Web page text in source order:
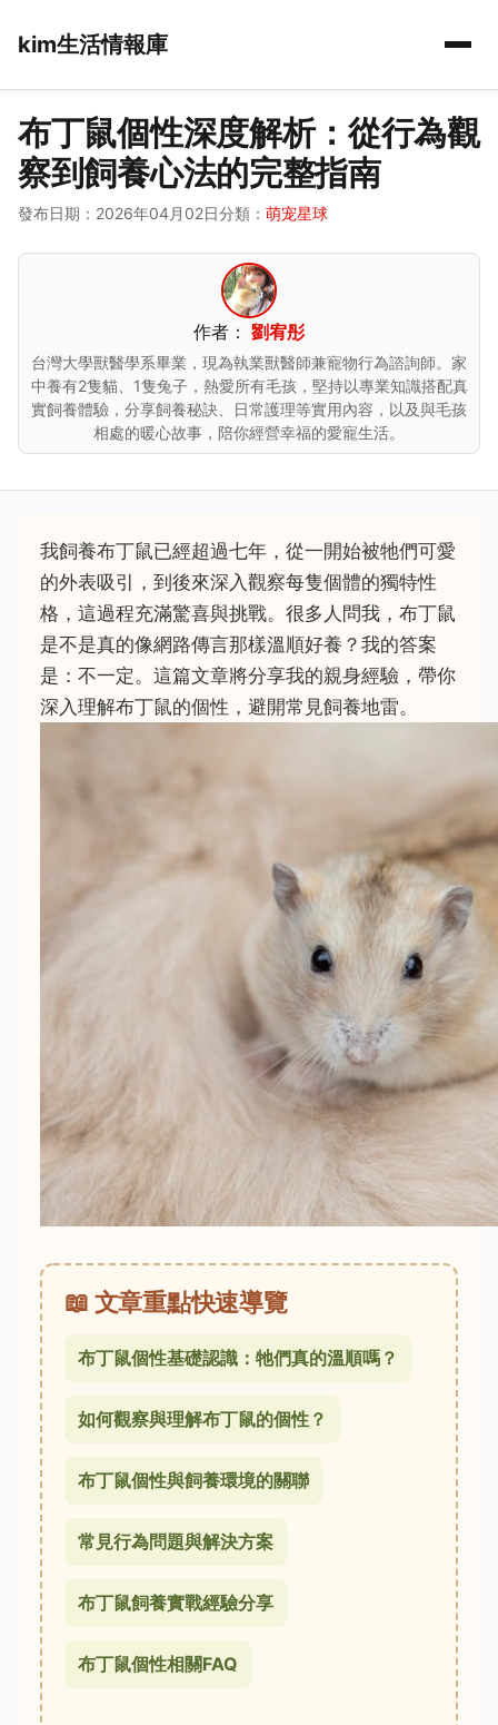
kim生活情報庫
布丁鼠個性深度解析：從行為觀
察到飼養心法的完整指南
發布日期：2026年04月02日分類： 萌宠星球
作者： 劉宥彤
台灣大學獸醫學系畢業，現為執業獸醫師兼寵物行為諮詢師。家
中養有2隻貓、1隻兔子，熱愛所有毛孩，堅持以專業知識搭配真
實飼養體驗，分享飼養秘訣、日常護理等實用內容，以及與毛孩
相處的暖心故事，陪你經營幸福的愛寵生活。
我飼養布丁鼠已經超過七年，從一開始被牠們可愛
的外表吸引，到後來深入觀察每隻個體的獨特性
格，這過程充滿驚喜與挑戰。很多人問我，布丁鼠
是不是真的像網路傳言那樣溫順好養？我的答案
是：不一定。這篇文章將分享我的親身經驗，帶你
深入理解布丁鼠的個性，避開常見飼養地雷。
📖 文章重點快速導覽
布丁鼠個性基礎認識：牠們真的溫順嗎？
如何觀察與理解布丁鼠的個性？
布丁鼠個性與飼養環境的關聯
常見行為問題與解決方案
布丁鼠飼養實戰經驗分享
布丁鼠個性相關FAQ